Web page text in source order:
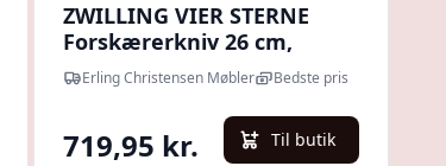
ZWILLING VIER STERNE
Forskærerkniv 26 cm,
Glatslebet : Erling
Christensen Møbler
Erling Christensen Møbler Bedste pris
719,95 kr. Til butik